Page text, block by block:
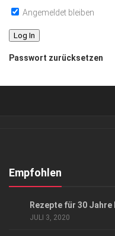
Angemeldet bleiben
Passwort zurücksetzen
Kontakt, Impressum
Empfohlen
Rezepte für 30 Jahre
JULI 3, 2020